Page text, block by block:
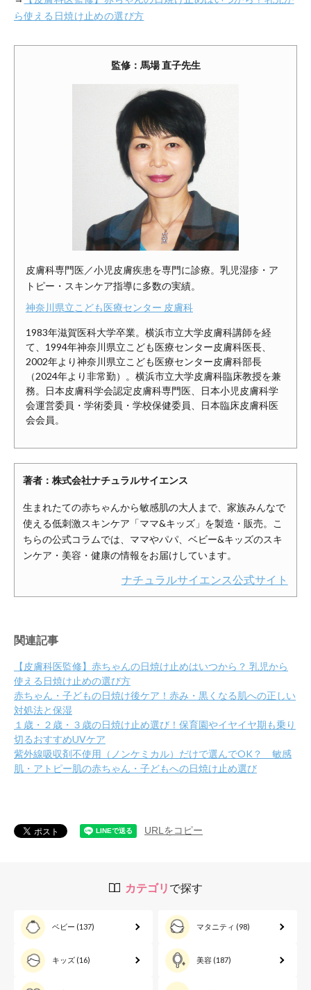
ら使える日焼け止めの選び方
監修：馬場 直子先生
皮膚科専門医／小児皮膚疾患を専門に診療。乳児湿疹・ア
トピー・スキンケア指導に多数の実績。
神奈川県立こども医療センター 皮膚科
1983年滋賀医科大学卒業。横浜市立大学皮膚科講師を経
て、1994年神奈川県立こども医療センター皮膚科医長、
2002年より神奈川県立こども医療センター皮膚科部長
（2024年より非常勤）。横浜市立大学皮膚科臨床教授を兼
務。日本皮膚科学会認定皮膚科専門医、日本小児皮膚科学
会運営委員・学術委員・学校保健委員、日本臨床皮膚科医
会会員。
著者：株式会社ナチュラルサイエンス
生まれたての赤ちゃんから敏感肌の大人まで、家族みんなで
使える低刺激スキンケア「ママ&キッズ」を製造・販売。こ
ちらの公式コラムでは、ママやパパ、ベビー&キッズのスキ
ンケア・美容・健康の情報をお届けしています。
ナチュラルサイエンス公式サイト
関連記事
【皮膚科医監修】赤ちゃんの日焼け止めはいつから？ 乳児から
使える日焼け止めの選び方
赤ちゃん・子どもの日焼け後ケア！赤み・黒くなる肌への正しい
対処法と保湿
１歳・２歳・３歳の日焼け止め選び！保育園やイヤイヤ期も乗り
切るおすすめUVケア
紫外線吸収剤不使用（ノンケミカル）だけで選んでOK？ 敏感
肌・アトピー肌の赤ちゃん・子どもへの日焼け止め選び
URLをコピー
カテゴリ で探す
ベビー (137) マタニティ (98)
キッズ (16) 美容 (187)